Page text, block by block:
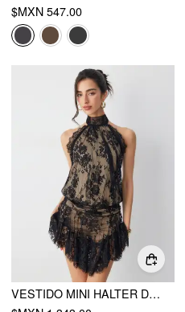
$MXN 547.00
VESTIDO MINI HALTER DE ENCAJE FLORAL CON BAJO ASIMÉTRICO